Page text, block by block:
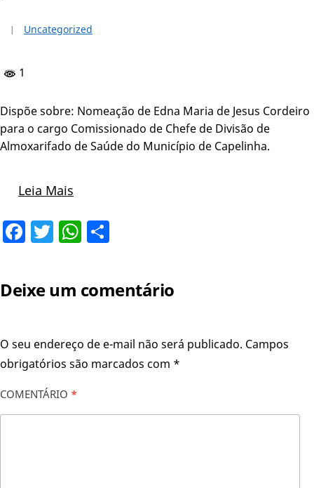
Uncategorized
1
Dispõe sobre: Nomeação de Edna Maria de Jesus Cordeiro
para o cargo Comissionado de Chefe de Divisão de
Almoxarifado de Saúde do Município de Capelinha.
Leia Mais
Facebook
TwitterWhatsApp
Deixe um comentário
O seu endereço de e-mail não será publicado. Campos
obrigatórios são marcados com *
COMENTÁRIO *